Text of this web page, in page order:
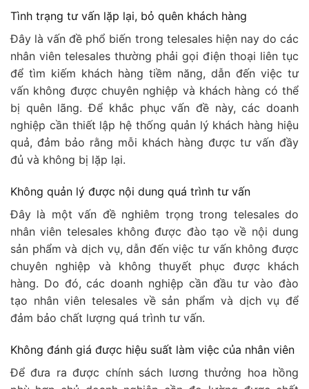
Tình trạng tư vấn lặp lại, bỏ quên khách hàng
Đây là vấn đề phổ biến trong telesales hiện nay do các
nhân viên telesales thường phải gọi điện thoại liên tục
để tìm kiếm khách hàng tiềm năng, dẫn đến việc tư
vấn không được chuyên nghiệp và khách hàng có thể
bị quên lãng. Để khắc phục vấn đề này, các doanh
nghiệp cần thiết lập hệ thống quản lý khách hàng hiệu
quả, đảm bảo rằng mỗi khách hàng được tư vấn đầy
đủ và không bị lặp lại.
Không quản lý được nội dung quá trình tư vấn
Đây là một vấn đề nghiêm trọng trong telesales do
nhân viên telesales không được đào tạo về nội dung
sản phẩm và dịch vụ, dẫn đến việc tư vấn không được
chuyên nghiệp và không thuyết phục được khách
hàng. Do đó, các doanh nghiệp cần đầu tư vào đào
tạo nhân viên telesales về sản phẩm và dịch vụ để
đảm bảo chất lượng quá trình tư vấn.
Không đánh giá được hiệu suất làm việc của nhân viên
Để đưa ra được chính sách lương thưởng hoa hồng